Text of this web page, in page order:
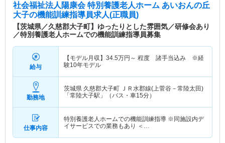
社会福祉法人陽康会 特別養護老人ホーム あいおんの丘
大子の機能訓練指導員求人(正職員)
【茨城県／久慈郡大子町】ゆったりとした雰囲気／研修会あり
／特別養護老人ホームでの機能訓練指導員募集
給与
【モデル月収】 34.5万円～ 程度 諸手当込み ※経
験10年モデル
勤務地
茨城県 久慈郡大子町 ＪＲ水郡線(上菅谷－常陸太田)
「常陸大子駅」（バス・車15分）
仕事内容
特別養護老人ホームでの機能訓練指導 ※同施設内デ
イサービスでの業務もあり ＜…